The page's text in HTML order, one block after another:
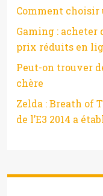
Comment choisir
Gaming : acheter
prix réduits en
Peut-on trouver
chère
Zelda : Breath of
de l’E3 2014 a